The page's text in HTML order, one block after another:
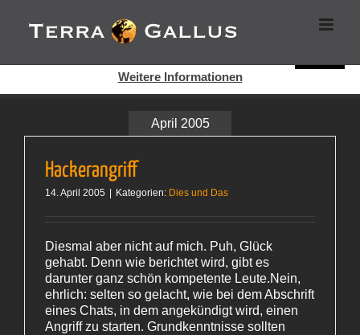
Inhalt
springen
April 2005
Hackerangriff
14. April 2005 Kategorien: Dies und Das
Diesmal aber nicht auf mich. Puh, Glück
gehabt. Denn wie berichtet wird, gibt es
darunter ganz schön kompetente Leute.Nein,
ehrlich: selten so gelacht, wie bei dem Abschrift
eines Chats, in dem angekündigt wird, einen
Angriff zu starten. Grundkenntnisse sollten
Cookies helfen auf auf dieser Seite bei der Bereitstellung der
Dienste. Durch die Nutzung dieser Webseite erklären Sie sich
Weitere Informationen